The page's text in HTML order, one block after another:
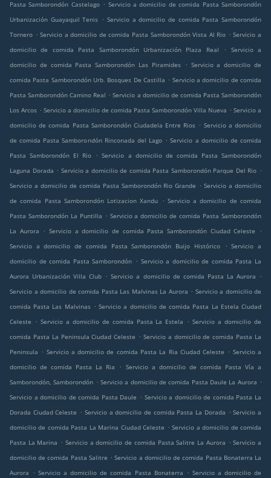
Pasta Samborondón Castelago . Servicio a domicilio de comida Pasta Samborondón
Urbanización Guayaquil Tenis . Servicio a domicilio de comida Pasta Samborondón
Tornero . Servicio a domicilio de comida Pasta Samborondón Vista Al Rio . Servicio a
domicilio de comida Pasta Samborondón Urbanización Plaza Real
.
Servicio a
domicilio de comida Pasta Samborondón Las Piramides
. Servicio a domicilio de
comida Pasta Samborondón Urb. Bosques De Castilla . Servicio a domicilio de comida
Pasta Samborondón Camino Real . Servicio a domicilio de comida Pasta Samborondón
Los Arcos . Servicio a domicilio de comida Pasta Samborondón Villa Nueva . Servicio a
domicilio de comida Pasta Samborondón Ciudadela Entre Rios . Servicio a domicilio
de comida Pasta Samborondón Rinconada del Lago . Servicio a domicilio de comida
Pasta Samborondón El Rio
. Servicio a domicilio de comida Pasta Samborondón
Laguna Dorada . Servicio a domicilio de comida Pasta Samborondón Parque Del Rio .
Servicio a domicilio de comida Pasta Samborondón Rio Grande . Servicio a domicilio
de comida Pasta Samborondón Lotizacion Xandu
. Servicio a domicilio de comida
Pasta Samborondón La Puntilla . Servicio a domicilio de comida Pasta Samborondón
La Aurora
. Servicio a domicilio de comida Pasta Samborondón Ciudad Celeste
.
Servicio a domicilio de comida Pasta Samborondón Buijo Histórico
. Servicio a
domicilio de comida Pasta Samborondón . Servicio a domicilio de comida Pasta La
Aurora Urbanización Villa Club . Servicio a domicilio de comida Pasta La Aurora
.
Servicio a domicilio de comida Pasta Las Malvinas La Aurora . Servicio a domicilio de
comida Pasta Las Malvinas . Servicio a domicilio de comida Pasta La Estela Ciudad
Celeste
. Servicio a domicilio de comida Pasta La Estela . Servicio a domicilio de
comida Pasta La Peninsula Ciudad Celeste . Servicio a domicilio de comida Pasta La
Peninsula . Servicio a domicilio de comida Pasta La Ria Ciudad Celeste . Servicio a
domicilio de comida Pasta La Ria
. Servicio a domicilio de comida Pasta Vía a
Samborondón, Samborondón . Servicio a domicilio de comida Pasta Daule La Aurora .
Servicio a domicilio de comida Pasta Daule . Servicio a domicilio de comida Pasta La
Dorada Ciudad Celeste . Servicio a domicilio de comida Pasta La Dorada . Servicio a
domicilio de comida Pasta La Marina Ciudad Celeste . Servicio a domicilio de comida
Pasta La Marina . Servicio a domicilio de comida Pasta Salitre La Aurora . Servicio a
domicilio de comida Pasta Salitre . Servicio a domicilio de comida Pasta Bonaterra La
Aurora
. Servicio a domicilio de comida Pasta Bonaterra . Servicio a domicilio de